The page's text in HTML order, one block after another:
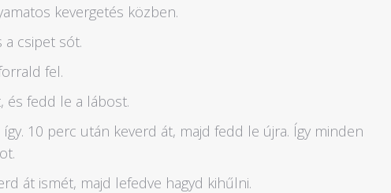
kevergetés közben.
a csipet sót.
fel.
és fedd le a lábost.
10 perc után keverd át, majd fedd le újra. Így minden
át ismét, majd lefedve hagyd kihűlni.